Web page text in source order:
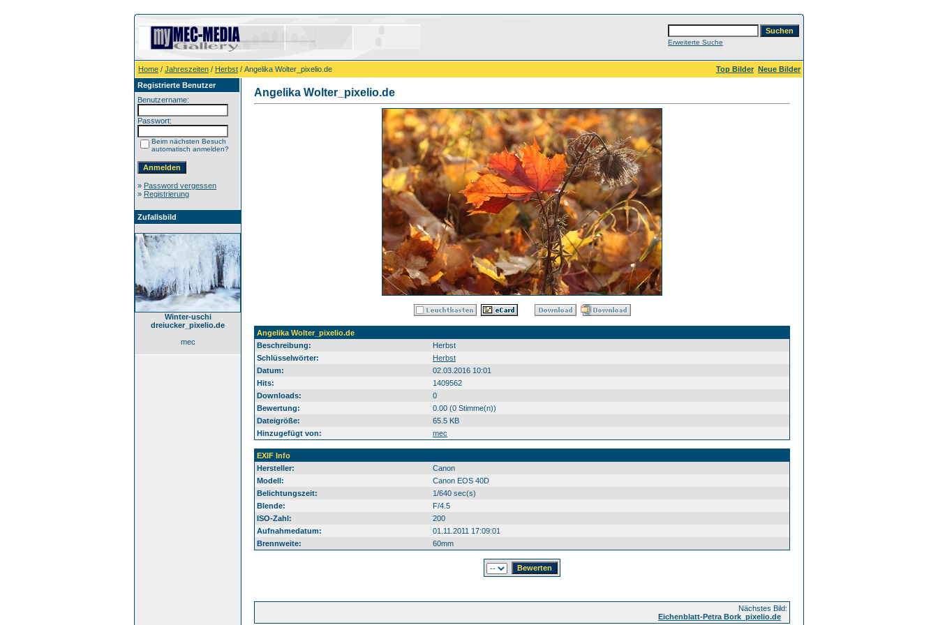
Erweiterte Suche
Home / Jahreszeiten / Herbst / Angelika Wolter_pixelio.de Top Bilder Neue Bilder
Registrierte Benutzer
Benutzername:
Passwort:
Beim nächsten Besuch
automatisch anmelden?
» Password vergessen
» Registrierung
Zufallsbild
Winter-uschi
dreiucker_pixelio.de
mec
Angelika Wolter_pixelio.de
Angelika Wolter_pixelio.de
Beschreibung:
Herbst
Schlüsselwörter:
Herbst
Datum:
02.03.2016 10:01
Hits:
1409562
Downloads:
0
Bewertung:
0.00 (0 Stimme(n))
Dateigröße:
65.5 KB
Hinzugefügt von:
mec
EXIF Info
Hersteller:
Canon
Modell:
Canon EOS 40D
Belichtungszeit:
1/640 sec(s)
Blende:
F/4.5
ISO-Zahl:
200
Aufnahmedatum:
01.11.2011 17:09:01
Brennweite:
60mm
Nächstes Bild:
Eichenblatt-Petra Bork_pixelio.de